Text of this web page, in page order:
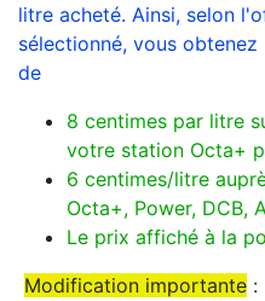
litre acheté. Ainsi, selon
sélectionné, vous
de
8 centimes par litre
votre station Octa+
6 centimes/litre
Octa+, Power, DCB,
Le prix affiché à la
Modification importante :